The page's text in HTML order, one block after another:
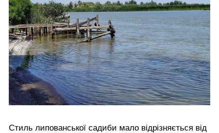
Стиль липованської садиби мало відрізняється від